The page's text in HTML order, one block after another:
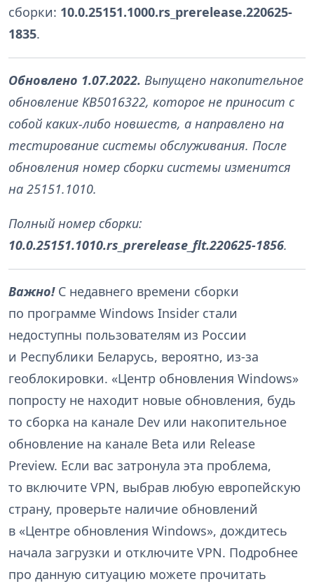
сборки: 10.0.25151.1000.rs_prerelease.220625-
1835.
Обновлено 1.07.2022. Выпущено накопительное
обновление KB5016322, которое не приносит с
собой каких-либо новшеств, а направлено на
тестирование системы обслуживания. После
обновления номер сборки системы изменится
на 25151.1010.
Полный номер сборки:
10.0.25151.1010.rs_prerelease_flt.220625-1856.
Важно!С недавнего времени сборки
по программе Windows Insider стали
недоступны пользователям из России
и Республики Беларусь, вероятно, из-за
геоблокировки. «Центр обновления Windows»
попросту не находит новые обновления, будь
то сборка на канале Dev или накопительное
обновление на канале Beta или Release
Preview. Если вас затронула эта проблема,
то включите VPN, выбрав любую европейскую
страну, проверьте наличие обновлений
в «Центре обновления Windows», дождитесь
начала загрузки и отключите VPN. Подробнее
про данную ситуацию можете прочитать